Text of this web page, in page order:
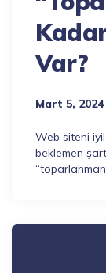
Var?
Mart 5, 2024
Web siteni
beklemen